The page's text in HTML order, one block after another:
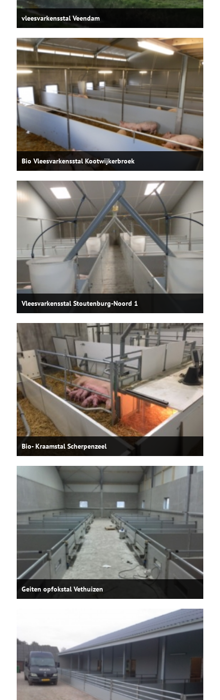
vleesvarkensstal Veendam
Bio Vleesvarkensstal Kootwijkerbroek
Vleesvarkensstal Stoutenburg-Noord 1
Bio- Kraamstal Scherpenzeel
Geiten opfokstal Vethuizen